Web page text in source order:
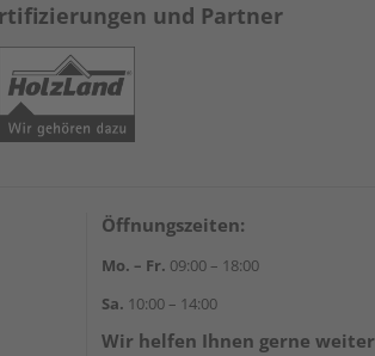
und Partner
Öffnungszeiten:
Mo. – Fr. 09:00 – 18:00
Sa. 10:00 – 14:00
Wir helfen Ihnen gerne weiter